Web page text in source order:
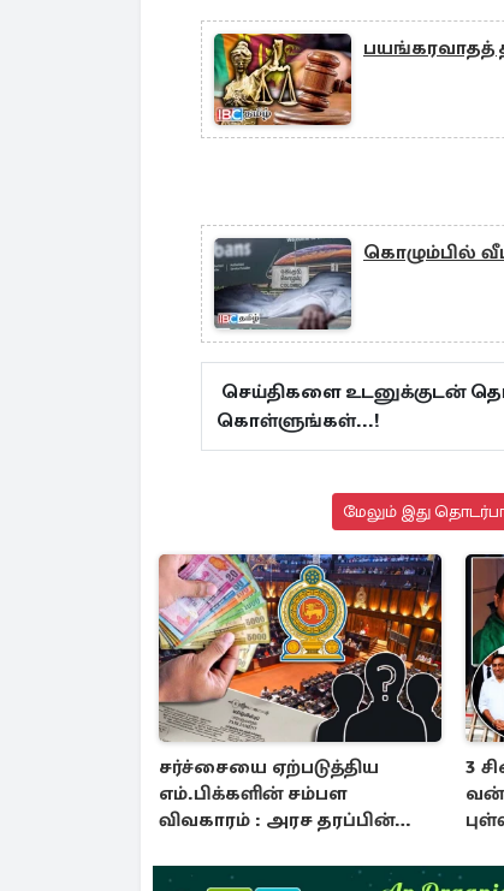
பயங்கரவாதத்
கொழும்பில்
செய்திகளை உடனுக்குடன்
கொள்ளுங்கள்...!
மேலும் இது
சர்ச்சையை ஏற்படுத்திய
எம்.பிக்களின் சம்பள
விவகாரம் : அரச தரப்பின்
3